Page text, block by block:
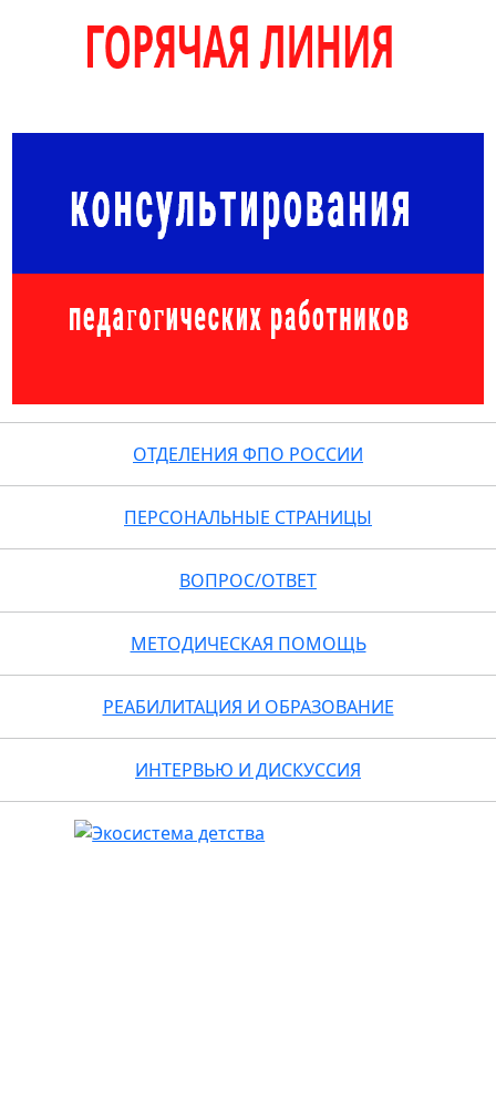
ОТДЕЛЕНИЯ ФПО РОССИИ
ПЕРСОНАЛЬНЫЕ СТРАНИЦЫ
ВОПРОС/ОТВЕТ
МЕТОДИЧЕСКАЯ ПОМОЩЬ
РЕАБИЛИТАЦИЯ И ОБРАЗОВАНИЕ
ИНТЕРВЬЮ И ДИСКУССИЯ